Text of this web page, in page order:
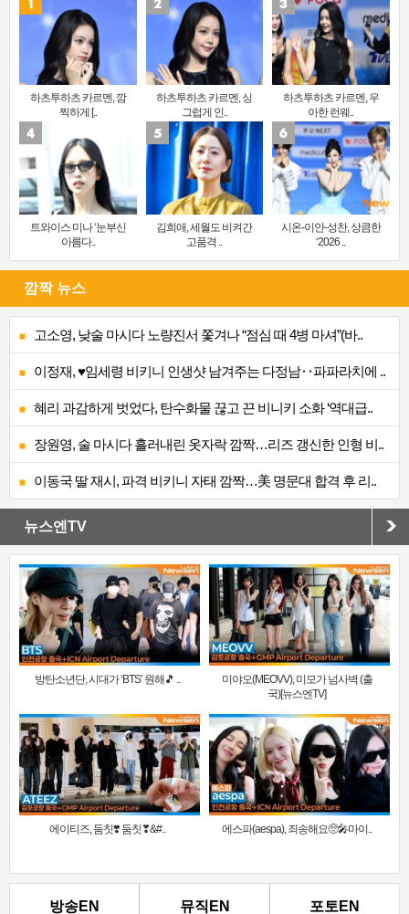
하츠투하츠 카르멘, 깜
찍하게 [..
하츠투하츠 카르멘, 싱
그럽게 인..
하츠투하츠 카르멘, 우
아한 런웨..
트와이스 미나 ‘눈부신
아름다..
김희애, 세월도 비켜간
고품격 ..
시온-이안-성찬, 상큼한
‘2026 ..
깜짝 뉴스
고소영, 낮술 마시다 노량진서 쫓겨나 “점심 때 4병 마셔”(바..
이정재, ♥임세령 비키니 인생샷 남겨주는 다정남‥파파라치에 ..
혜리 과감하게 벗었다, 탄수화물 끊고 끈 비니키 소화 ‘역대급..
장원영, 술 마시다 흘러내린 옷자락 깜짝…리즈 갱신한 인형 비..
이동국 딸 재시, 파격 비키니 자태 깜짝…美 명문대 합격 후 리..
뉴스엔TV
방탄소년단, 시대가 ‘BTS’ 원해🎵 ..
미야오(MEOVV), 미모가 넘사벽 (출
국)[뉴스엔TV]
에이티즈, 둠칫❣️ 둠칫❣&#.. 에스파(aespa), 죄송해요🥺🎤마이..
방송EN 뮤직EN 포토EN